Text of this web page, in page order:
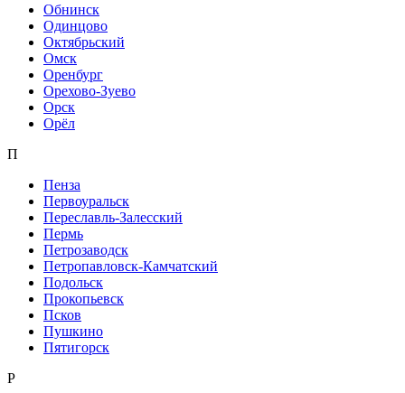
Обнинск
Одинцово
Октябрьский
Омск
Оренбург
Орехово-Зуево
Орск
Орёл
П
Пенза
Первоуральск
Переславль-Залесский
Пермь
Петрозаводск
Петропавловск-Камчатский
Подольск
Прокопьевск
Псков
Пушкино
Пятигорск
Р